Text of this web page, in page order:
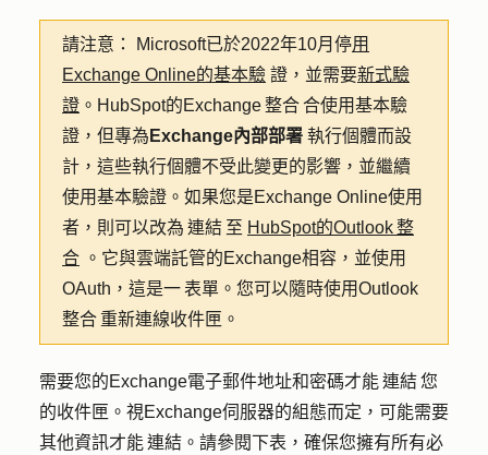
請注意： Microsoft已於2022年10月停用
Exchange Online的基本驗 證，並需要新式驗
證 。HubSpot的Exchange 整合 合使用基本驗
證，但專為 Exchange內部部署 執行個體而設
計，這些執行個體不受此變更的影響，並繼續
使用基本驗證。如果您是Exchange Online使用
者，則可以改為 連結 至 HubSpot的Outlook 整
合 。它與雲端託管的Exchange相容，並使用
OAuth，這是一 表單。您可以隨時使用Outlook
整合 重新連線收件匣。
需要您的Exchange電子郵件地址和密碼才能 連結 您
的收件匣。視Exchange伺服器的組態而定，可能需要
其他資訊才能 連結。請參閱下表，確保您擁有所有必